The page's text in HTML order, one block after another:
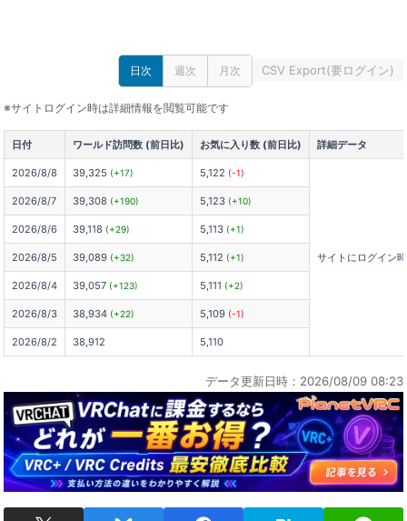
日次 週次 月次 CSV Export(要ログイン)
※サイトログイン時は詳細情報を閲覧可能です
日付 ワールド訪問数 (前日比) お気に入り数 (前日比) 詳細データ
2026/8/8 39,325 (+17) 5,122 (-1)
サイトにログイン
2026/8/7 39,308 (+190) 5,123 (+10)
2026/8/6 39,118 (+29) 5,113 (+1)
2026/8/5 39,089 (+32) 5,112 (+1)
2026/8/4 39,057 (+123) 5,111 (+2)
2026/8/3 38,934 (+22) 5,109 (-1)
2026/8/2 38,912 5,110
データ更新日時：2026/08/09 08:23